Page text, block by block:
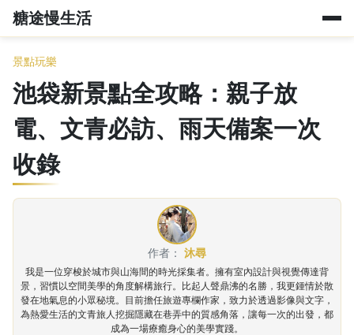
糖途慢生活
景點玩樂
池袋新景點全攻略：親子放
電、文青必訪、雨天備案一次
收錄
作者： 沐尋
我是一位穿梭於城市與山海間的時光採集者。擁有室內設計與視覺傳達背
景，習慣以空間美學的角度解構旅行。比起人聲鼎沸的名勝，我更鍾情於散
發在地氣息的小眾秘境。目前擔任旅遊專欄作家，致力於透過影像與文字，
為熱愛生活的文青旅人挖掘隱藏在巷弄中的質感角落，讓每一次的出發，都
成為一場療癒身心的美學實踐。